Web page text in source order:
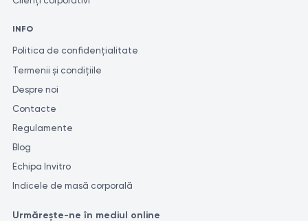
INFO
Politica de confidențialitate
Termenii și condițiile
Despre noi
Contacte
Regulamente
Blog
Echipa Invitro
Indicele de masă corporală
Urmărește-ne în mediul online